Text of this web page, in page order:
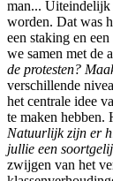
man... Uiteindelijk
worden. Dat was
een staking en
we samen met de
de protesten?
verschillende
het centrale idee
te maken hebben.
Natuurlijk zijn er
jullie een
zwijgen van het